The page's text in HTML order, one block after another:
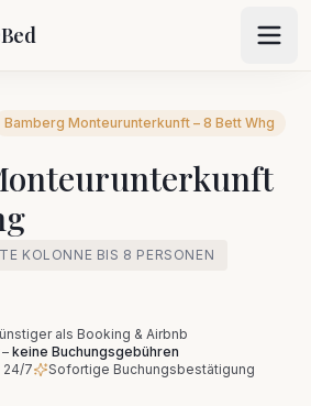
Bamberg Monteurunterkunft – 8 Bett Whg
KOLONNE BIS 8 PERSONEN
als Booking & Airbnb
– keine Buchungsgebühren
24/7
Sofortige Buchungsbestätigung